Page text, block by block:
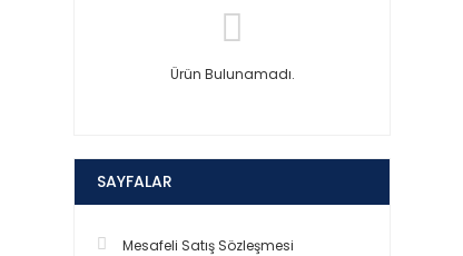
Ürün Bulunamadı.
SAYFALAR
Mesafeli Satış Sözleşmesi